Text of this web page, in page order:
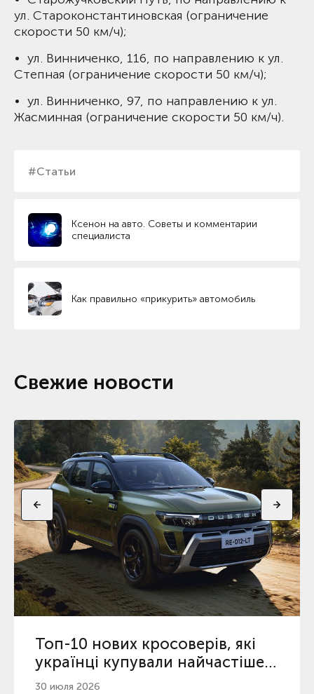
#Статьи
Ксенон на авто. Советы и комментарии
специалиста
Как правильно «прикурить» автомобиль
ул. Староконстантиновская (ограничение
скорости 50 км/ч);
• ул. Винниченко, 116, по направлению к ул.
Степная (ограничение скорости 50 км/ч);
• ул. Винниченко, 97, по направлению к ул.
Жасминная (ограничение скорости 50 км/ч).
Свежие новости
Топ-10 нових кросоверів, які
українці купували найчастіше з
початку 2026
30 июля 2026